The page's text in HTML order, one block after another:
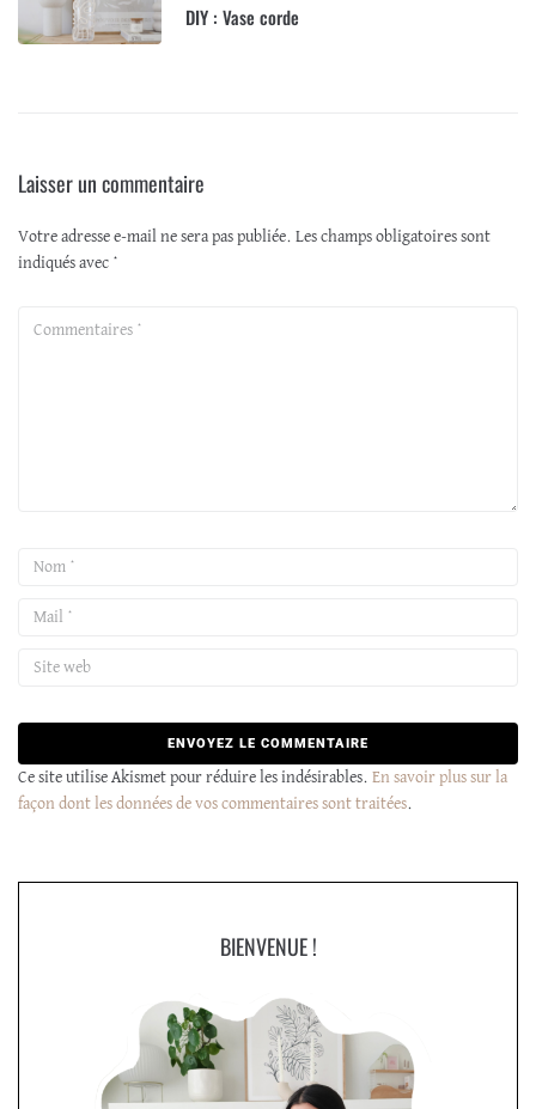
DIY : Vase corde
Laisser un commentaire
Votre adresse e-mail ne sera pas publiée. Les champs obligatoires sont
indiqués avec *
Ce site utilise Akismet pour réduire les indésirables. En savoir plus sur la
façon dont les données de vos commentaires sont traitées.
BIENVENUE !